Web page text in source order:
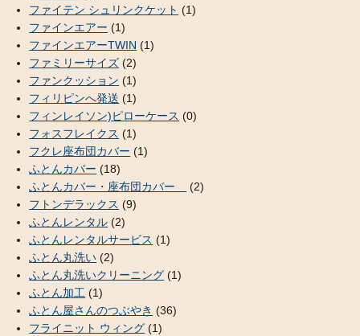
ファイテン シュリンクケット (1)
ファインエアー (1)
ファインエアーTWIN (1)
ファミリーサイズ (2)
ファンクッション (1)
フィリピンへ発送 (1)
フィンレイソン)ピローケース (0)
フォスフレイクス (1)
フクレ座布団カバー (1)
ふとんカバー (18)
ふとんカバー・座布団カバー
(2)
フトンデラックス (9)
ふとんレンタル (2)
ふとんレンタルサービス (1)
ふとん丸洗い (2)
ふとん丸洗いクリーニング (1)
ふとん加工 (1)
ふとん屋さんのつぶやき (36)
フライニット ウィング (1)